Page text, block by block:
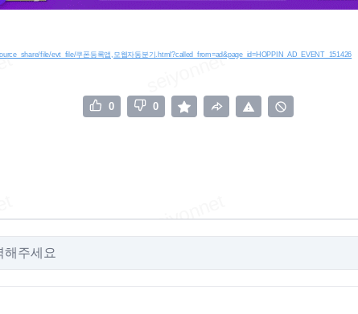
file/evt_file/쿠폰등록앱, 모웹자동분기.html?called_from=ad&page_id=HOPPIN_AD_EVENT_151426
0 0